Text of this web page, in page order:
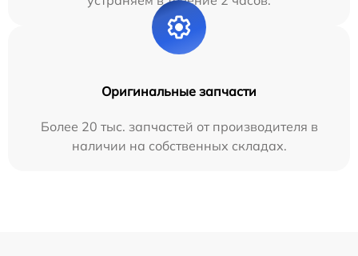
Оригинальные запчасти
Более 20 тыс. запчастей от производителя в
наличии на собственных складах.